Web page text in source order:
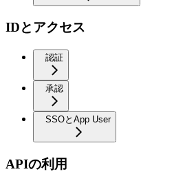
IDとアクセス
認証
承認
SSOとApp User
APIの利用